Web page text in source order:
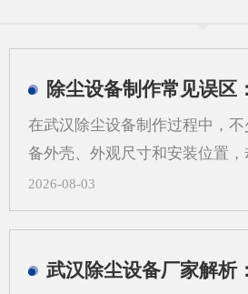
在武汉除尘设备制作过程中，
备外壳、外观尺寸和安装位置
过滤方式、管道走向等系统参数
看似推进很快，实际却容易在
来说，粉尘类型、空间条件和工
2026-08-03